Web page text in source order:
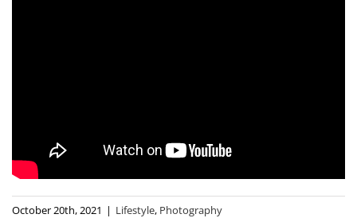
October 20th, 2021 | Lifestyle, Photography